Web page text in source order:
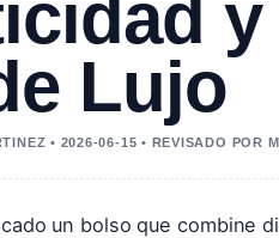
y
Lujo
• 2026-06-15 • REVISADO POR
un bolso que combine